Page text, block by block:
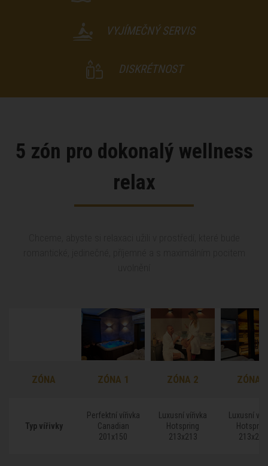
VYJÍMEČNÝ SERVIS
DISKRÉTNOST
5 zón pro dokonalý wellness
relax
ZÓNA ZÓNA 1 ZÓNA 2 ZÓNA 3
Typ vířivky
Perfektní vířivka
Canadian
201x150
Luxusní vířivka
Hotspring
213x213
Luxusní
213x213
ZÓNA
Typ vířivky